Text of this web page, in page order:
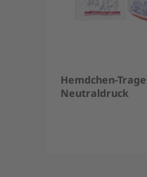
Hemdchen-
Neutraldruck